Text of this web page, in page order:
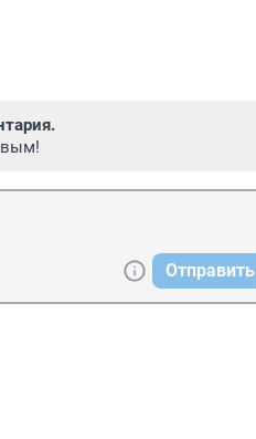
Отправить